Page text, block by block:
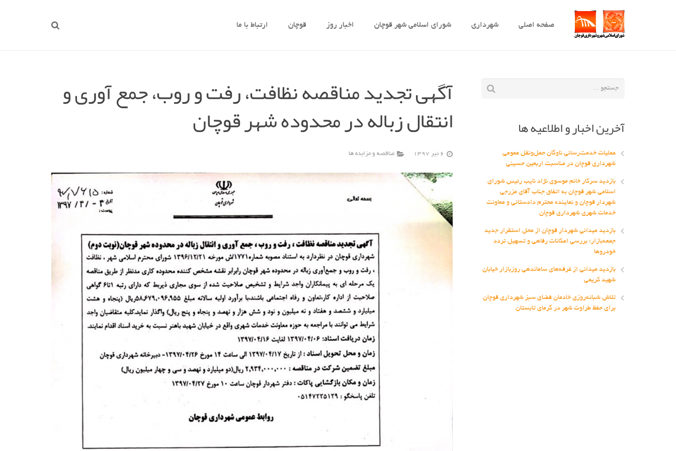
صفحه اصلی شهرداری شورای اسلامی شهر قوچان اخبار روز قوچان ارتباط با ما
آگهی تجدید مناقصه نظافت، رفت و روب، جمع آوری و
انتقال زباله در محدوده شهر قوچان
6 تیر 1397 مناقصه و مزایده ها
آخرین اخبار و اطلاعیه ها
عملیات خدمت‌رسانی ناوگان حمل‌ونقل عمومی
شهرداری قوچان در مناسبت اربعین حسینی
بازدید سرکار خانم موسوی نژاد نایب رئیس شورای
اسلامی شهر قوچان به اتفاق جناب آقای مزرجی
شهردار قوچان و نماینده محترم دادستانی و معاونت
خدمات شهری شهرداری قوچان
بازدید میدانی شهردار قوچان از محل استقرار جدید
جمعه‌بازار؛ بررسی امکانات رفاهی و تسهیل تردد
خودروها
بازدید میدانی از غرفه‌های ساماندهی روزبازار خیابان
شهید کریمی
تلاش شبانه‌روزی خادمان فضای سبز شهرداری قوچان
برای حفظ طراوت شهر در گرمای تابستان